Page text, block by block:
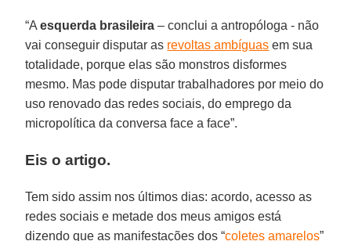
“Aesquerda brasileira – conclui a antropóloga - não
vai conseguir disputar as revoltas ambíguas em sua
totalidade, porque elas são monstros disformes
mesmo. Mas pode disputar trabalhadores por meio do
uso renovado das redes sociais, do emprego da
micropolítica da conversa face a face”.
Eis o artigo.
Tem sido assim nos últimos dias: acordo, acesso as
redes sociais e metade dos meus amigos está
dizendo que as manifestações dos “coletes amarelos”